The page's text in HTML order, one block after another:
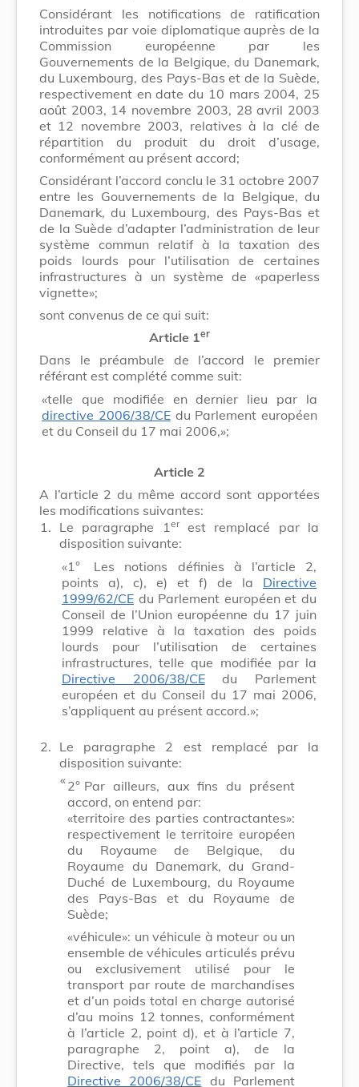
Considérant les notifications de ratification
introduites par voie diplomatique auprès de la
Commission européenne par les
Gouvernements de la Belgique, du Danemark,
du Luxembourg, des Pays-Bas et de la Suède,
respectivement en date du 10 mars 2004, 25
août 2003, 14 novembre 2003, 28 avril 2003
et 12 novembre 2003, relatives à la clé de
répartition du produit du droit d’usage,
conformément au présent accord;
Considérant l’accord conclu le 31 octobre 2007
entre les Gouvernements de la Belgique, du
Danemark, du Luxembourg, des Pays-Bas et
de la Suède d’adapter l’administration de leur
système commun relatif à la taxation des
poids lourds pour l’utilisation de certaines
infrastructures à un système de «paperless
vignette»;
sont convenus de ce qui suit:
Article 1er
Dans le préambule de l’accord le premier
référant est complété comme suit:
«telle que modifiée en dernier lieu par la
directive 2006/38/CEdu Parlement européen
et du Conseil du 17 mai 2006,»;
Article 2
A l’article 2 du même accord sont apportées
les modifications suivantes:
1. Le paragraphe 1 erest remplacé par la
disposition suivante:
«1°
Les notions définies à l’article 2,
points a), c), e) et f) de la Directive
1999/62/CE du Parlement européen et du
Conseil de l’Union européenne du 17 juin
1999 relative à la taxation des poids
lourds pour l’utilisation de certaines
infrastructures, telle que modifiée par la
Directive 2006/38/CEdu Parlement
européen et du Conseil du 17 mai 2006,
s’appliquent au présent accord.»;
2. Le paragraphe 2 est remplacé par la
disposition suivante:
​ «2° Par ailleurs, aux fins du présent
accord, on entend par:
«territoire des parties contractantes»:
respectivement le territoire européen
du Royaume de Belgique, du
Royaume du Danemark, du Grand-
Duché de Luxembourg, du Royaume
des Pays-Bas et du Royaume de
Suède;
«véhicule»: un véhicule à moteur ou un
ensemble de véhicules articulés prévu
ou exclusivement utilisé pour le
transport par route de marchandises
et d’un poids total en charge autorisé
d’au moins 12 tonnes, conformément
à l’article 2, point d), et à l’article 7,
paragraphe 2, point a), de la
Directive, tels que modifiés par la
Directive 2006/38/CE du Parlement